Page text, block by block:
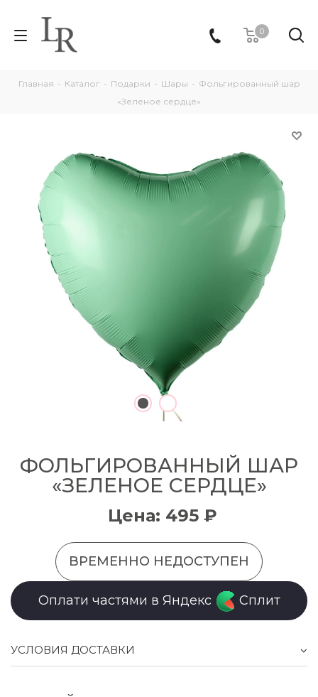
0
Главная - Каталог - Подарки - Шары - Фольгированный шар
«Зеленое сердце»
ФОЛЬГИРОВАННЫЙ ШАР
«ЗЕЛЕНОЕ СЕРДЦЕ»
Цена: 495 ₽
ВРЕМЕННО НЕДОСТУПЕН
Оплати частями в Яндекс Сплит
УСЛОВИЯ ДОСТАВКИ